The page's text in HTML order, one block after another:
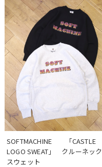
SOFTMACHINE　　「CASTLE
LOGO SWEAT」　クルーネック
スウェット